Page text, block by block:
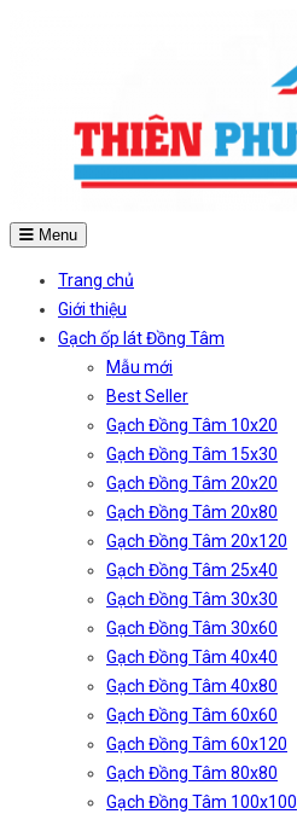
Menu
Trang chủ
Giới thiệu
Gạch ốp lát Đồng Tâm
Mẫu mới
Best Seller
Gạch Đồng Tâm 10x20
Gạch Đồng Tâm 15x30
Gạch Đồng Tâm 20x20
Gạch Đồng Tâm 20x80
Gạch Đồng Tâm 20x120
Gạch Đồng Tâm 25x40
Gạch Đồng Tâm 30x30
Gạch Đồng Tâm 30x60
Gạch Đồng Tâm 40x40
Gạch Đồng Tâm 40x80
Gạch Đồng Tâm 60x60
Gạch Đồng Tâm 60x120
Gạch Đồng Tâm 80x80
Gạch Đồng Tâm 100x100